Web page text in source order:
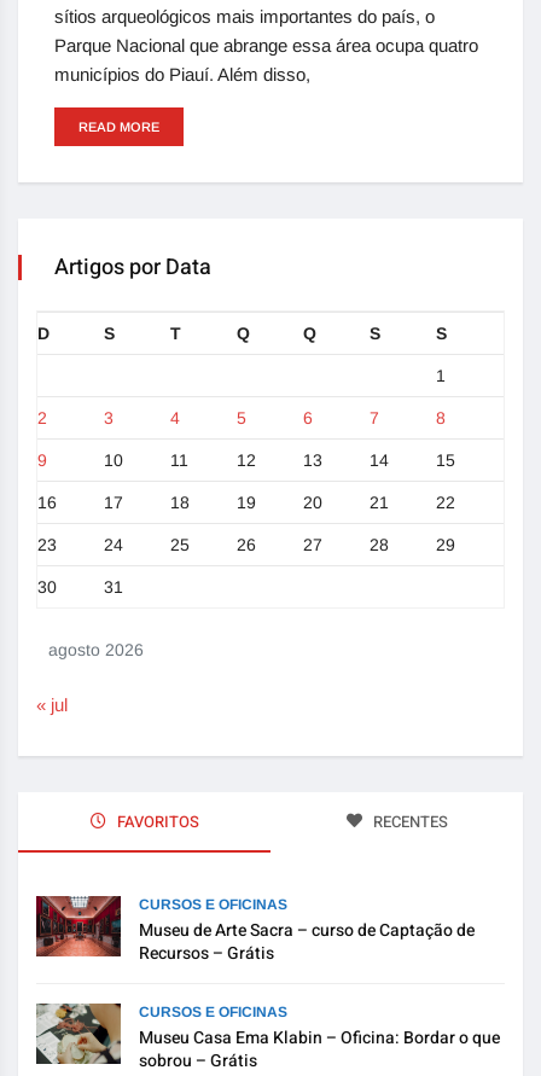
sítios arqueológicos mais importantes do país, o
Parque Nacional que abrange essa área ocupa quatro
municípios do Piauí. Além disso,
READ MORE
Artigos por Data
agosto 2026
D S T Q Q S S
1
2 3 4 5 6 7 8
9 10 11 12 13 14 15
16 17 18 19 20 21 22
23 24 25 26 27 28 29
30 31
« jul
FAVORITOS RECENTES
CURSOS E OFICINAS
Museu de Arte Sacra – curso de Captação de
Recursos – Grátis
CURSOS E OFICINAS
Museu Casa Ema Klabin – Oficina: Bordar o que
sobrou – Grátis